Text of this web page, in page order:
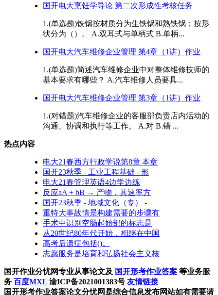
国开电大烹饪学导论 第二次形成性考核任务
1.(单选题)铁锅按材质分为生铁锅和熟铁锅；按形
状分为（）。 A.双耳式与单柄式 B.单柄...
国开电大汽车维修企业管理 第4章（1讲）作业
1.(单选题)简述汽车维修企业中对整体维修技师的
基本要求有哪些？ A.汽车维修人员要具...
国开电大汽车维修企业管理 第3章（1讲）作业
1.(对错题)汽车维修企业的客服部负责店内活动的
沟通、协调和执行等工作。 A.对 B.错 ...
热点内容
电大21春西方行政学说第8章 本章
国开23秋季 - 工业工程基础 - 形
电大21春管理英语4边学边练
反应aA + bB → 产物，其速率方
国开23秋季 - 地域文化（专） -
重特大事故情景构建需要的步骤有
手术中识别空肠起始部的标志是
从20世纪80年代开始，相继在中国
高考后遗症包括()。
志愿服务是培育和弘扬社会主义核
国开作业分忧网专业从事论文及 国开形考作业答案 等业务服
务 百度MXL 渝ICP备2021001383号 友情链接
国开形考作业答案论文分忧网是综合信息发布网站如有需要请